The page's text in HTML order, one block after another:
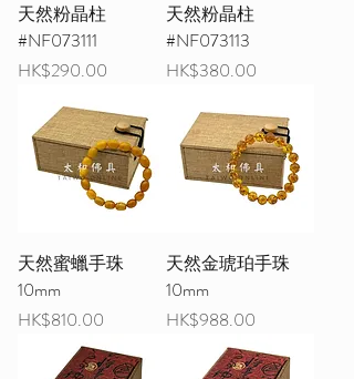
天然粉晶柱
#NF073111
價格
HK$290.00
天然粉晶柱
#NF073113
價格
HK$380.00
天然蜜蠟手珠
10mm
價格
HK$810.00
天然金琥珀手珠
10mm
價格
HK$988.00